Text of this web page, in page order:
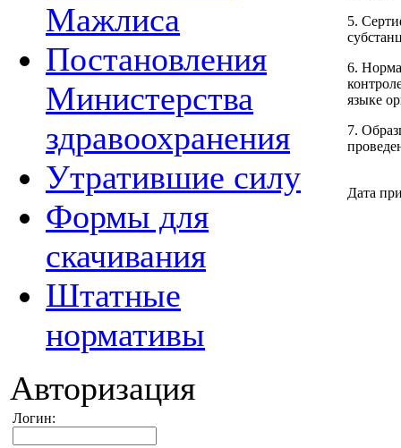
Мажлиса
Постановления
Министерства
здравоохранения
Утратившие силу
Формы для
скачивания
Штатные
нормативы
Авторизация
Логин:
5.
6.
языке
7.
Дата